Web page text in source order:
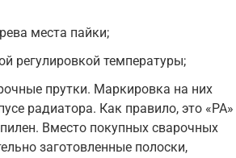
места пайки;
регулировкой температуры;
прутки. Маркировка на них
радиатора. Как правило, это «PA»
Вместо покупных сварочных
заготовленные полоски,